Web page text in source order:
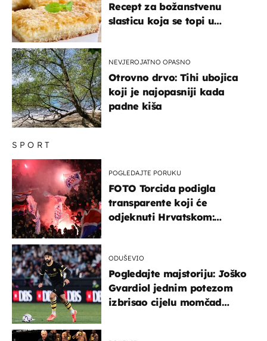
SPORT
POGLEDAJTE PORUKU
FOTO Torcida podigla
transparente koji će
odjeknuti Hrvatskom:
ODUŠEVIO
Pogledajte majstoriju: Joško
Gvardiol jednim potezom
izbrisao cijelu momčad
Recept za božanstvenu
slasticu koja se topi u
NEVJEROJATNO OPASNO
Otrovno drvo: Tihi ubojica
koji je najopasniji kada
padne kiša